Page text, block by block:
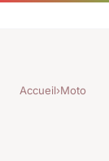
Accueil›Moto